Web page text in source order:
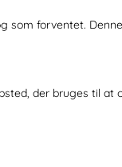
forventet.
der bruges til